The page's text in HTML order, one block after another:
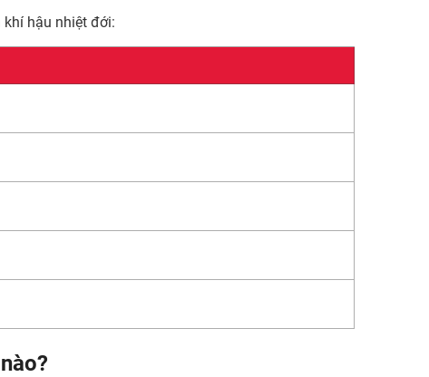
hậu nhiệt đới: